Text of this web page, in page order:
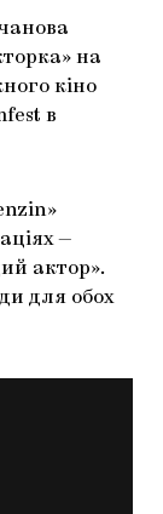
на
кіно
в
—
актор».
для обох